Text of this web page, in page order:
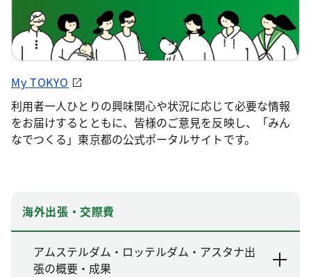
My TOKYO
利用者一人ひとりの興味関心や状況に応じて必要な情報
をお届けするとともに、皆様のご意見を反映し、「みん
なでつくる」東京都の公式ポータルサイトです。
海外出張・交際費
アムステルダム・ロッテルダム・アスタナ出
張の概要・成果